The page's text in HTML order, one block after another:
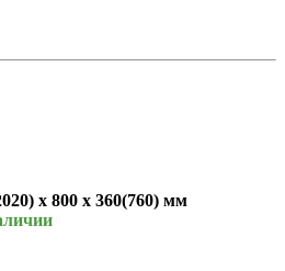
x 800 x 360(760) мм